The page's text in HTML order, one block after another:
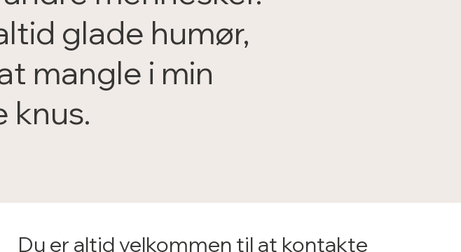
glade humør,
mangle i min
knus.
Du er altid velkommen til at kontakte